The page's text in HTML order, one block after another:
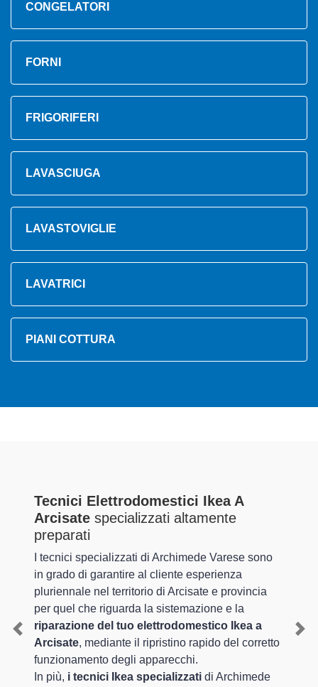
CONGELATORI
FORNI
FRIGORIFERI
LAVASCIUGA
LAVASTOVIGLIE
LAVATRICI
PIANI COTTURA
Tecnici Elettrodomestici Ikea A
Arcisate specializzati altamente
preparati
I tecnici specializzati di Archimede Varese sono
in grado di garantire al cliente esperienza
pluriennale nel territorio di Arcisate e provincia
per quel che riguarda la sistemazione e la
riparazione del tuo elettrodomestico Ikea a
Arcisate, mediante il ripristino rapido del corretto
funzionamento degli apparecchi.
In più, i tecnici Ikea specializzati di Archimede
Previous